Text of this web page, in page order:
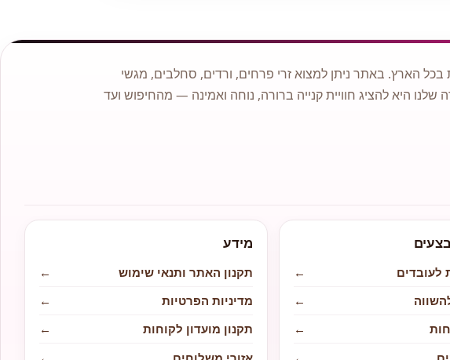
בכל הארץ. באתר ניתן למצוא זרי פרחים, ורדים, סחלבים, מגשי
היא להציג חוויית קנייה ברורה, נוחה ואמינה — מהחיפוש ועד
לעובדים
←
←
←
מידע
תקנון האתר ותנאי שימוש
←
מדיניות הפרטיות
←
תקנון מועדון לקוחות
←